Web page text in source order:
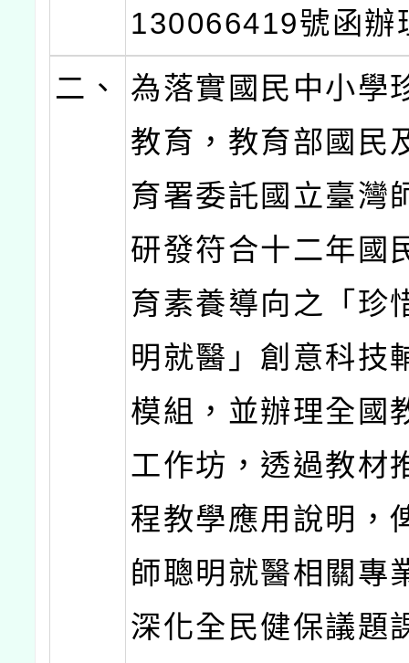
130066419號函辦
二、
為落實國民中小學
教育，教育部國民
育署委託國立臺灣
研發符合十二年國
育素養導向之「珍
明就醫」創意科技
模組，並辦理全國
工作坊，透過教材
程教學應用說明，
師聰明就醫相關專
深化全民健保議題